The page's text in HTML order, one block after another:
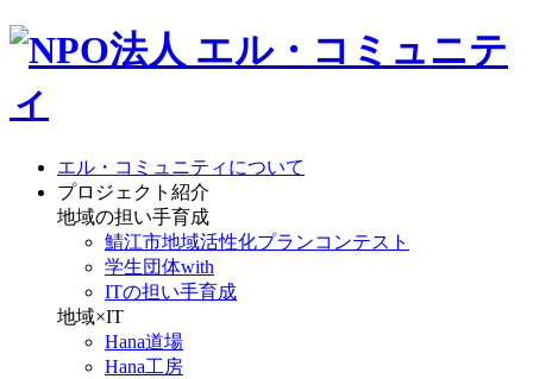
エル・コミュニティについて
プロジェクト紹介
地域の担い手育成
鯖江市地域活性化プランコンテスト
学生団体with
ITの担い手育成
地域×IT
Hana道場
Hana工房